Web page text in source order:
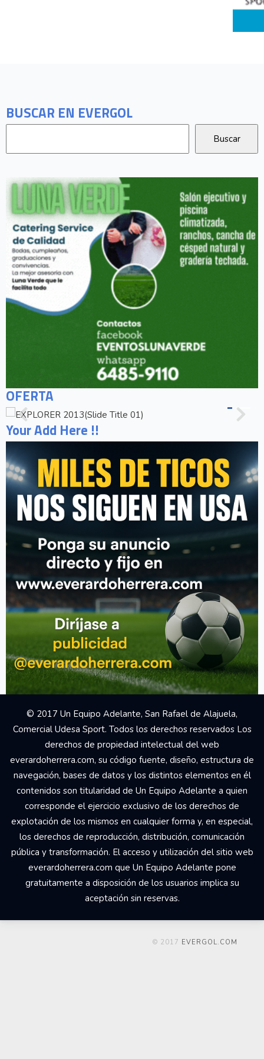
BUSCAR EN EVERGOL
OFERTA
Your Add Here !!
© 2017 Un Equipo Adelante, San Rafael de Alajuela,
Comercial Udesa Sport. Todos los derechos reservados Los
derechos de propiedad intelectual del web
everardoherrera.com, su código fuente, diseño, estructura de
navegación, bases de datos y los distintos elementos en él
contenidos son titularidad de Un Equipo Adelante a quien
corresponde el ejercicio exclusivo de los derechos de
explotación de los mismos en cualquier forma y, en especial,
los derechos de reproducción, distribución, comunicación
pública y transformación. El acceso y utilización del sitio web
everardoherrera.com que Un Equipo Adelante pone
gratuitamente a disposición de los usuarios implica su
aceptación sin reservas.
© 2017 EVERGOL.COM